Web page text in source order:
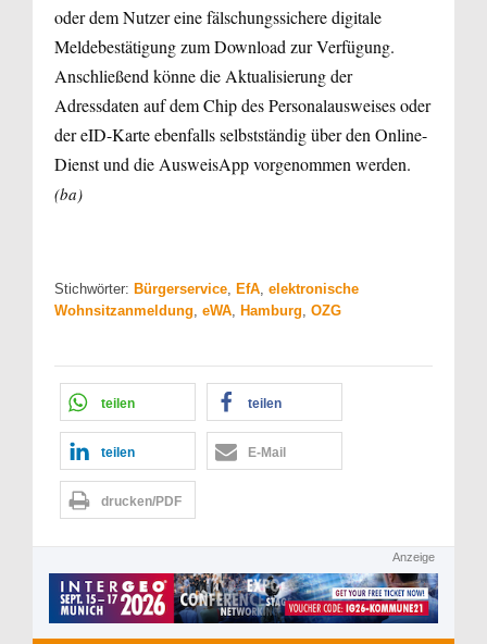
oder dem Nutzer eine fälschungssichere digitale
Meldebestätigung zum Download zur Verfügung.
Anschließend könne die Aktualisierung der
Adressdaten auf dem Chip des Personalausweises oder
der eID-Karte ebenfalls selbstständig über den Online-
Dienst und die AusweisApp vorgenommen werden.
(ba)
Stichwörter: Bürgerservice EfA elektronische
Wohnsitzanmeldung eWA Hamburg OZG
teilen teilen
teilen E-Mail
drucken/PDF
Anzeige